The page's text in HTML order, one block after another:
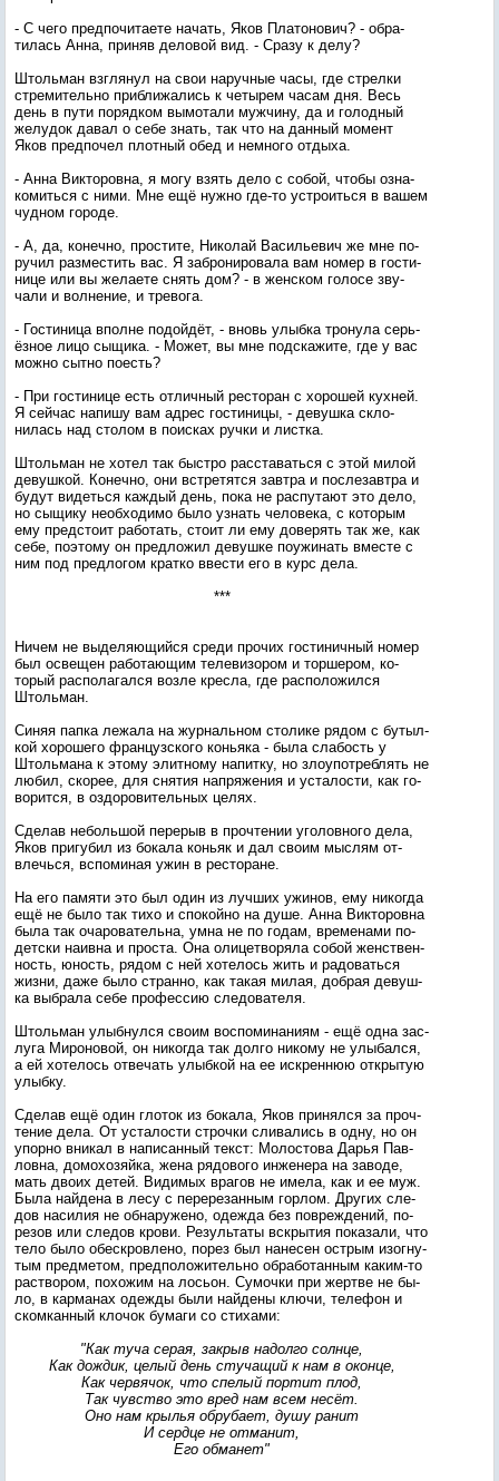
- С че­го пред­по­чита­ете на­чать, Яков Пла­тоно­вич? - об­ра­
тилась Ан­на, при­няв де­ловой вид. - Сра­зу к де­лу?
Штоль­ман взгля­нул на свои на­руч­ные ча­сы, где стрел­ки
стре­митель­но приб­ли­жались к че­тырем ча­сам дня. Весь
день в пу­ти по­ряд­ком вы­мота­ли муж­чи­ну, да и го­лод­ный
же­лудок да­вал о се­бе знать, так что на дан­ный мо­мент
Яков пред­по­чел плот­ный обед и нем­но­го от­ды­ха.
- Ан­на Вик­то­ров­на, я мо­гу взять де­ло с со­бой, что­бы оз­на­
комить­ся с ни­ми. Мне ещё нуж­но где-то ус­тро­ить­ся в ва­шем
чуд­ном го­роде.
- А, да, ко­неч­но, прос­ти­те, Ни­колай Ва­силь­евич же мне по­
ручил раз­местить вас. Я заб­ро­ниро­вала вам но­мер в гос­ти­
нице или вы же­ла­ете снять дом? - в жен­ском го­лосе зву­
чали и вол­не­ние, и тре­вога.
- Гос­ти­ница впол­не по­дой­дёт, - вновь улыб­ка тро­нула серь­
ёз­ное ли­цо сы­щика. - Мо­жет, вы мне под­ска­жите, где у вас
мож­но сыт­но по­есть?
- При гос­ти­нице есть от­личный рес­то­ран с хо­рошей кух­ней.
Я сей­час на­пишу вам ад­рес гос­ти­ницы, - де­вуш­ка скло­
нилась над сто­лом в по­ис­ках руч­ки и лис­тка.
Штоль­ман не хо­тел так быс­тро рас­ста­вать­ся с этой ми­лой
де­вуш­кой. Ко­неч­но, они встре­тят­ся зав­тра и пос­ле­зав­тра и
бу­дут ви­деть­ся каж­дый день, по­ка не рас­пу­та­ют это де­ло,
но сы­щику не­об­хо­димо бы­ло уз­нать че­лове­ка, с ко­торым
ему пред­сто­ит ра­ботать, сто­ит ли ему до­верять так же, как
се­бе, по­это­му он пред­ло­жил де­вуш­ке по­ужи­нать вмес­те с
ним под пред­ло­гом крат­ко ввес­ти его в курс де­ла.
***
Ни­чем не вы­деля­ющий­ся сре­ди про­чих гос­ти­нич­ный но­мер
был ос­ве­щен ра­бота­ющим те­леви­зором и тор­ше­ром, ко­
торый рас­по­лагал­ся воз­ле крес­ла, где рас­по­ложил­ся
Штоль­ман.
Си­няя пап­ка ле­жала на жур­наль­ном сто­лике ря­дом с бу­тыл­
кой хо­роше­го фран­цуз­ско­го конь­яка - бы­ла сла­бость у
Штоль­ма­на к это­му элит­но­му на­пит­ку, но зло­упот­реблять не
лю­бил, ско­рее, для сня­тия нап­ря­жения и ус­та­лос­ти, как го­
ворит­ся, в оз­до­рови­тель­ных це­лях.
Сде­лав не­боль­шой пе­рерыв в проч­те­нии уго­лов­но­го де­ла,
Яков при­губил из бо­кала конь­як и дал сво­им мыс­лям от­
влечь­ся, вспо­миная ужин в рес­то­ране.
На его па­мяти это был один из луч­ших ужи­нов, ему ни­ког­да
ещё не бы­ло так ти­хо и спо­кой­но на ду­ше. Ан­на Вик­то­ров­на
бы­ла так оча­рова­тель­на, ум­на не по го­дам, вре­мена­ми по-
дет­ски на­ив­на и прос­та. Она оли­цет­во­ряла со­бой женс­твен­
ность, юность, ря­дом с ней хо­телось жить и ра­довать­ся
жиз­ни, да­же бы­ло стран­но, как та­кая ми­лая, доб­рая де­вуш­
ка выб­ра­ла се­бе про­фес­сию сле­дова­теля.
Штоль­ман улыб­нулся сво­им вос­по­мина­ни­ям - ещё од­на зас­
лу­га Ми­роно­вой, он ни­ког­да так дол­го ни­кому не улы­бал­ся,
а ей хо­телось от­ве­чать улыб­кой на ее ис­крен­нюю от­кры­тую
улыб­ку.
Сде­лав ещё один гло­ток из бо­кала, Яков при­нял­ся за проч­
те­ние де­ла. От ус­та­лос­ти строч­ки сли­вались в од­ну, но он
упор­но вни­кал в на­писан­ный текст: Мо­лос­то­ва Дарья Пав­
ловна, до­мохо­зяй­ка, же­на ря­дово­го ин­же­нера на за­воде,
мать дво­их де­тей. Ви­димых вра­гов не име­ла, как и ее муж.
Бы­ла най­де­на в ле­су с пе­рере­зан­ным гор­лом. Дру­гих сле­
дов на­силия не об­на­руже­но, одеж­да без пов­режде­ний, по­
резов или сле­дов кро­ви. Ре­зуль­та­ты вскры­тия по­каза­ли, что
те­ло бы­ло обес­кров­ле­но, по­рез был на­несен ос­трым изог­ну­
тым пред­ме­том, пред­по­ложи­тель­но об­ра­ботан­ным ка­ким-то
рас­тво­ром, по­хожим на лось­он. Су­моч­ки при жер­тве не бы­
ло, в кар­ма­нах одеж­ды бы­ли най­де­ны клю­чи, те­лефон и
ском­канный кло­чок бу­маги со сти­хами:
"Как ту­ча се­рая, зак­рыв на­дол­го сол­нце,
Как дож­дик, це­лый день сту­чащий к нам в окон­це,
Как чер­вя­чок, что спе­лый пор­тит плод,
Так чувс­тво это вред нам всем не­сёт.
Оно нам крылья об­ру­ба­ет, ду­шу ра­нит
И сер­дце не от­ма­нит,
Его об­ма­нет"